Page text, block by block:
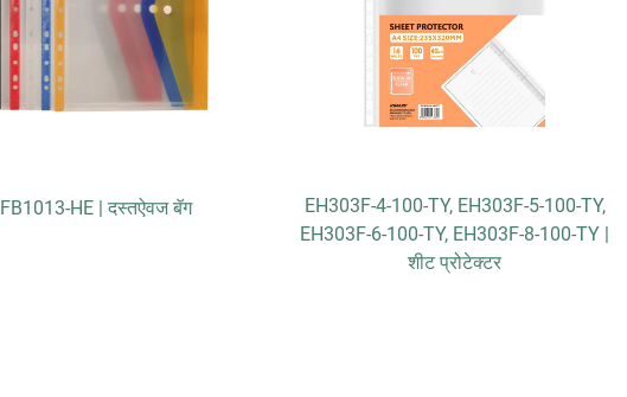
FB1013-HE | दस्तऐवज बॅग
EH303F-4-100-TY, EH303F-5-100-TY,
EH303F-6-100-TY, EH303F-8-100-TY |
शीट प्रोटेक्टर